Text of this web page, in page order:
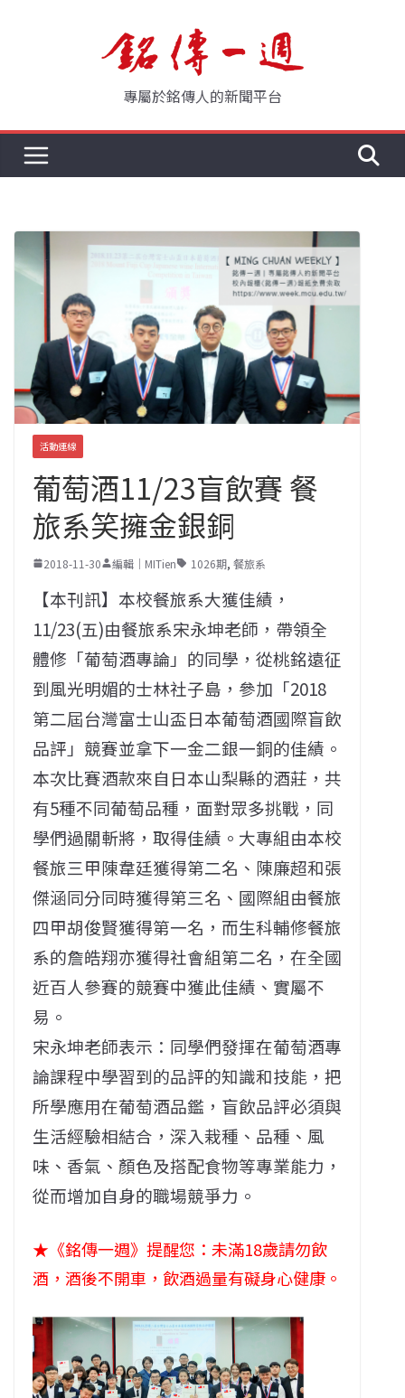
專屬於銘傳人的新聞平台
活動連線
葡萄酒11/23盲飲賽 餐
旅系笑擁金銀銅
2018-11-30 編輯｜MITien 1026期, 餐旅系
【本刊訊】本校餐旅系大獲佳績，
11/23(五)由餐旅系宋永坤老師，帶領全
體修「葡萄酒專論」的同學，從桃銘遠征
到風光明媚的士林社子島，參加「2018
第二屆台灣富士山盃日本葡萄酒國際盲飲
品評」競賽並拿下一金二銀一銅的佳績。
本次比賽酒款來自日本山梨縣的酒莊，共
有5種不同葡萄品種，面對眾多挑戰，同
學們過關斬將，取得佳績。大專組由本校
餐旅三甲陳韋廷獲得第二名、陳廉超和張
傑涵同分同時獲得第三名、國際組由餐旅
四甲胡俊賢獲得第一名，而生科輔修餐旅
系的詹皓翔亦獲得社會組第二名，在全國
近百人參賽的競賽中獲此佳績、實屬不
易。
宋永坤老師表示：同學們發揮在葡萄酒專
論課程中學習到的品評的知識和技能，把
所學應用在葡萄酒品鑑，盲飲品評必須與
生活經驗相結合，深入栽種、品種、風
味、香氣、顏色及搭配食物等專業能力，
從而增加自身的職場競爭力。
★《銘傳一週》提醒您：未滿18歲請勿飲
酒，酒後不開車，飲酒過量有礙身心健康。